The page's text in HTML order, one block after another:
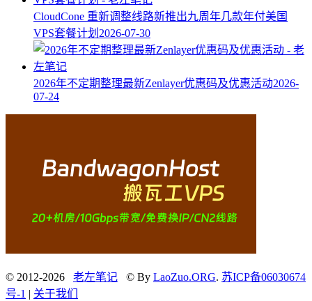
CloudCone 重新调整线路新推出九周年几款年付美国
VPS套餐计划 2026-07-30
2026年不定期整理最新Zenlayer优惠码及优惠活动2026-
07-24
© 2012-2026 老左笔记 © By LaoZuo.ORG. 苏ICP备06030674
号-1 | 关于我们